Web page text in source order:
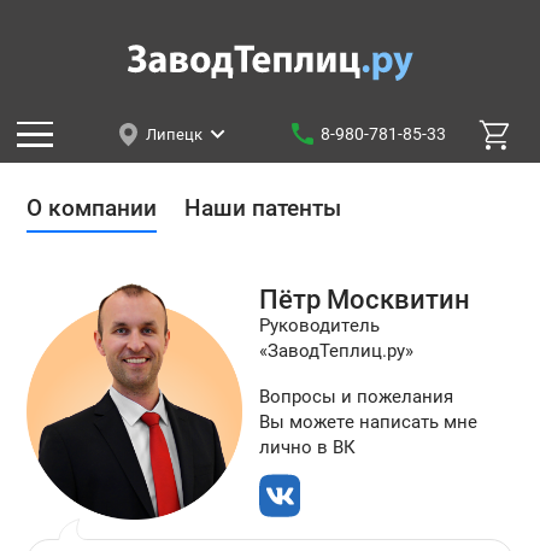
Липецк 8-980-781-85-33
О компании Наши патенты
ПётрМосквитин
Руководитель
«ЗаводТеплиц.ру»
Вопросы и пожелания
Вы можете написать мне
лично в ВК